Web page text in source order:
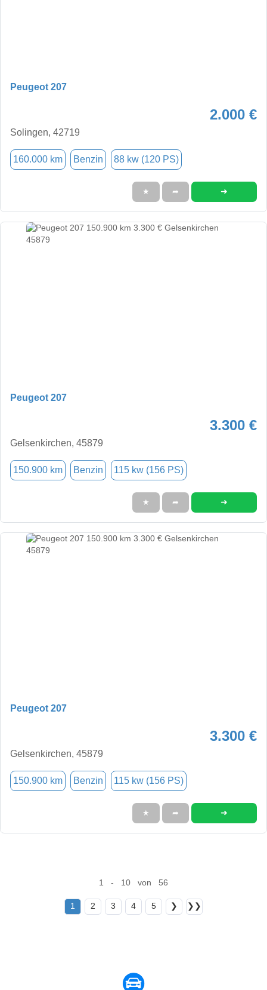
Peugeot 207
2.000 €
Solingen, 42719
160.000 km Benzin 88 kw (120 PS)
★ ➦ ➜
Peugeot 207
3.300 €
Gelsenkirchen, 45879
150.900 km Benzin 115 kw (156 PS)
★ ➦ ➜
Peugeot 207
3.300 €
Gelsenkirchen, 45879
150.900 km Benzin 115 kw (156 PS)
★ ➦ ➜
1 - 10 von 56
1 2 3 4 5 ❯ ❯❯